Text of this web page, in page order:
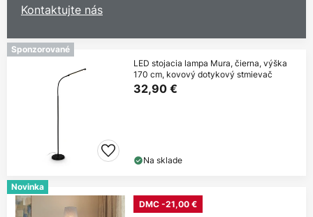
Kontaktujte nás
Sponzorované
LED stojacia lampa Mura, čierna, výška
170 cm, kovový dotykový stmievač
32,90 €
Na sklade
Novinka
DMC -21,00 €